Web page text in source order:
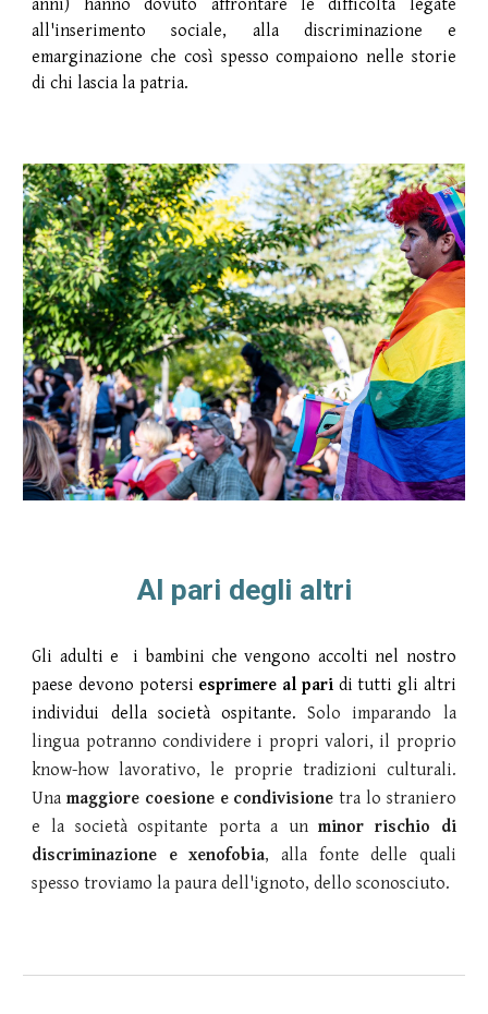
anni) hanno dovuto affrontare le difficoltà legate
all'inserimento sociale, alla discriminazione e
emarginazione che così spesso compaiono nelle storie
di chi lascia la patria.
Al pari degli altri
Gli adulti e i bambini che vengono accolti nel nostro
paese devono potersi esprimere al pari di tutti gli altri
individui della società ospitante.Solo imparando la
lingua potranno condividere i propri valori, il proprio
know-how lavorativo, le proprie tradizioni culturali.
Una maggiore coesione e condivisionetra lo straniero
e la società ospitante porta a unminor rischio di
discriminazione e xenofobia, alla fonte delle quali
spesso troviamo la paura dell'ignoto, dello sconosciuto.